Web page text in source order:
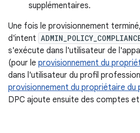
supplémentaires.
Une fois le provisionnement
d'intent
s'exécute dans l'utilisateur de
(pour le provisionnement du
dans l'utilisateur du profil
provisionnement du propriétaire du
DPC ajoute ensuite des comptes